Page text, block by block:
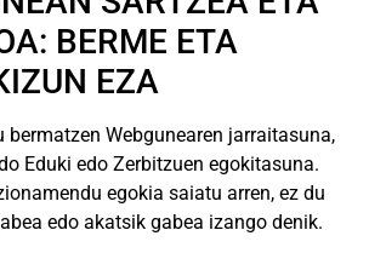
BERME ETA
EZA
bermatzen Webgunearen jarraitasuna,
Eduki edo Zerbitzuen egokitasuna.
egokia saiatu arren, ez du
edo akatsik gabea izango denik.